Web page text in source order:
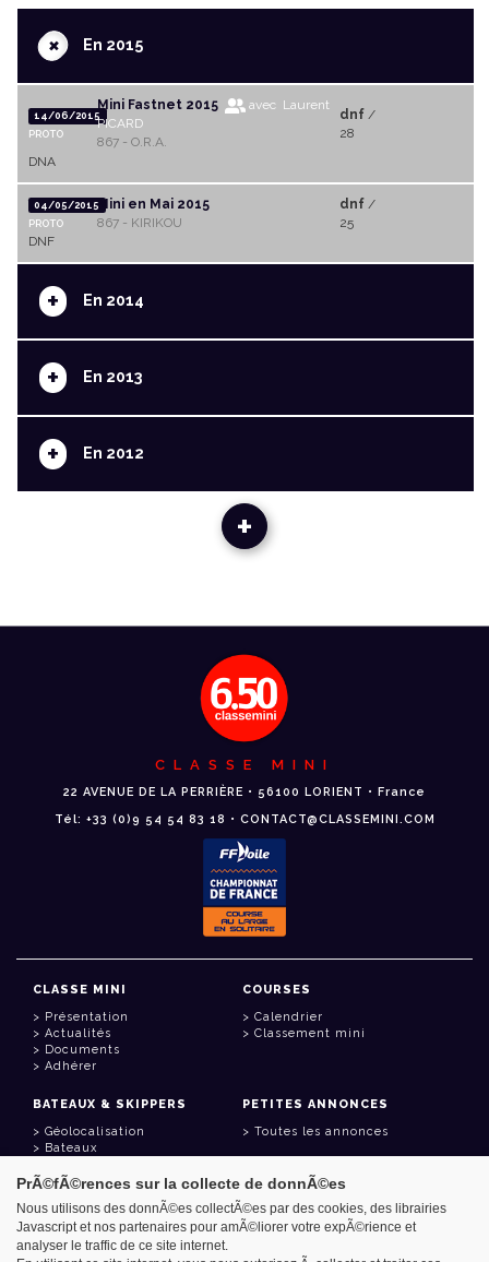
+En 2015
14/06/2015
PROTO
Mini Fastnet 2015
avec Laurent
PICARD
867 - O.R.A.
dnf/
28
DNA
04/05/2015
PROTO
Mini en Mai 2015
867 - KIRIKOU
dnf/
25
DNF
+ En 2014
+ En 2013
+ En 2012
+
CLASSE MINI
22 AVENUE DE LA PERRIÈRE • 56100 LORIENT • France
Tél: +33 (0)9 54 54 83 18 • CONTACT@CLASSEMINI.COM
CLASSE MINI
Présentation
Actualités
Documents
Adhérer
COURSES
Calendrier
Classement mini
BATEAUX & SKIPPERS
Géolocalisation
Bateaux
PETITES ANNONCES
Toutes les annonces
LIENS UTILES
Espace adhérent
Contact
PrÃ©fÃ©rences sur la collecte de donnÃ©es
Nous utilisons des donnÃ©es collectÃ©es par des cookies, des librairies
Javascript et nos partenaires pour amÃ©liorer votre expÃ©rience et
analyser le traffic de ce site internet.